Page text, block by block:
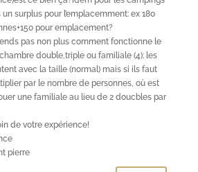
surplus pour l’emplacemment: ex 180
pour emplacement?
pas non plus comment fonctionne le
double,triple ou familiale (4): les
avec la taille (normal) mais si ils faut
par le nombre de personnes, où est
une familiale au lieu de 2 doucbles par
de votre expérience!
pierre